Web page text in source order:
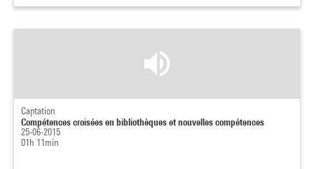
Captation
Compétences croisées en bibliothèques et nouvelles compétences
25-06-2015
01h 11min